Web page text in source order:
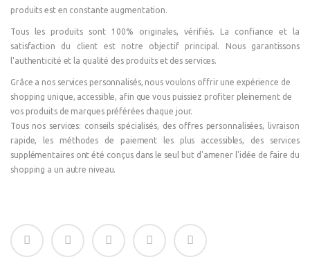
produits est en constante augmentation.
Tous les produits sont 100% originales, vérifiés. La confiance et la
satisfaction du client est notre objectif principal. Nous garantissons
l'authenticité et la qualité des produits et des services.
Grâce a nos services personnalisés, nous voulons offrir une expérience de
shopping unique, accessible, afin que vous puissiez profiter pleinement de
vos produits de marques préférées chaque jour.
Tous nos services: conseils spécialisés, des offres personnalisées, livraison
rapide, les méthodes de paiement les plus accessibles, des services
supplémentaires ont été conçus dans le seul but d'amener l'idée de faire du
shopping a un autre niveau.